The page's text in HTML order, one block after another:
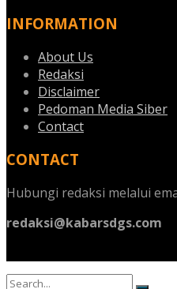
INFORMATION
About Us
Redaksi
Disclaimer
Pedoman Media Siber
Contact
CONTACT
Hubungi redaksi melalui
redaksi@kabarsdgs.com